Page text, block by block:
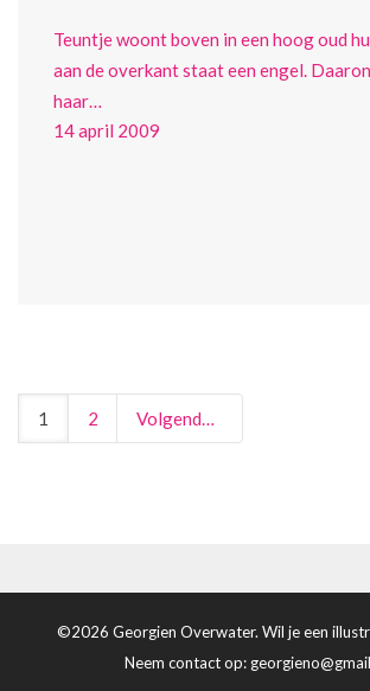
Teuntje woont boven in een hoog oud
aan de overkant staat een engel.
haar…
14 april 2009
1 2 Volgende
©2026 Georgien Overwater. Wil je een
Neem contact op: